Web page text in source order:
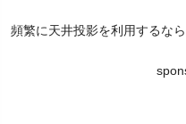
頻繁に天井投影を利用するな